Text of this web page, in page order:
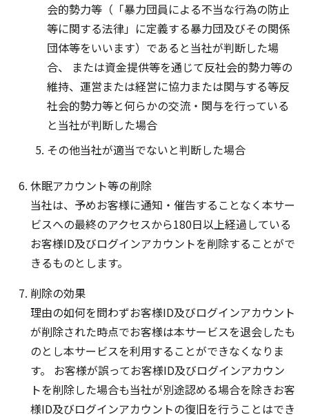
会的勢力等（「暴力団員による不当な行為の防止
等に関する法律」に定義する暴力団及びその関係
団体等をいいます）であると当社が判断した場
合、 または資金提供等を通じて反社会的勢力等の
維持、運営または経営に協力または関与する等反
社会的勢力等と何らかの交流・関与を行っている
と当社が判断した場合
その他当社が適当でないと判断した場合
休眠アカウント等の削除
当社は、予めお客様に通知・催告することなく本サー
ビスへの最終のアクセスから180日以上経過している
お客様ID及びログインアカウントを削除することがで
きるものとします。
削除の効果
理由の如何を問わずお客様ID及びログインアカウント
が削除された時点でお客様は本サービスを退会したも
のとし本サービスを利用することができなくなりま
す。 お客様が誤ってお客様ID及びログインアカウン
トを削除した場合も当社が別途認める場合を除きお客
様ID及びログインアカウントの復旧を行うことはでき